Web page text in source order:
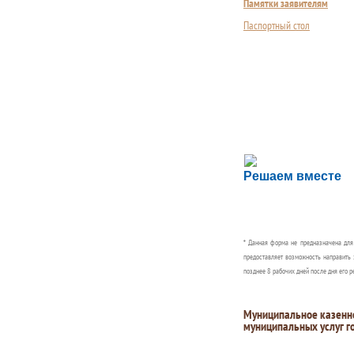
Памятки заявителям
Паспортный стол
Решаем вместе
Сложности с
Сообщите об этом
* Данная форма не предназначена
предоставляет возможность
позднее 8 рабочих дней после дня его
Муниципальное
муниципальных услуг